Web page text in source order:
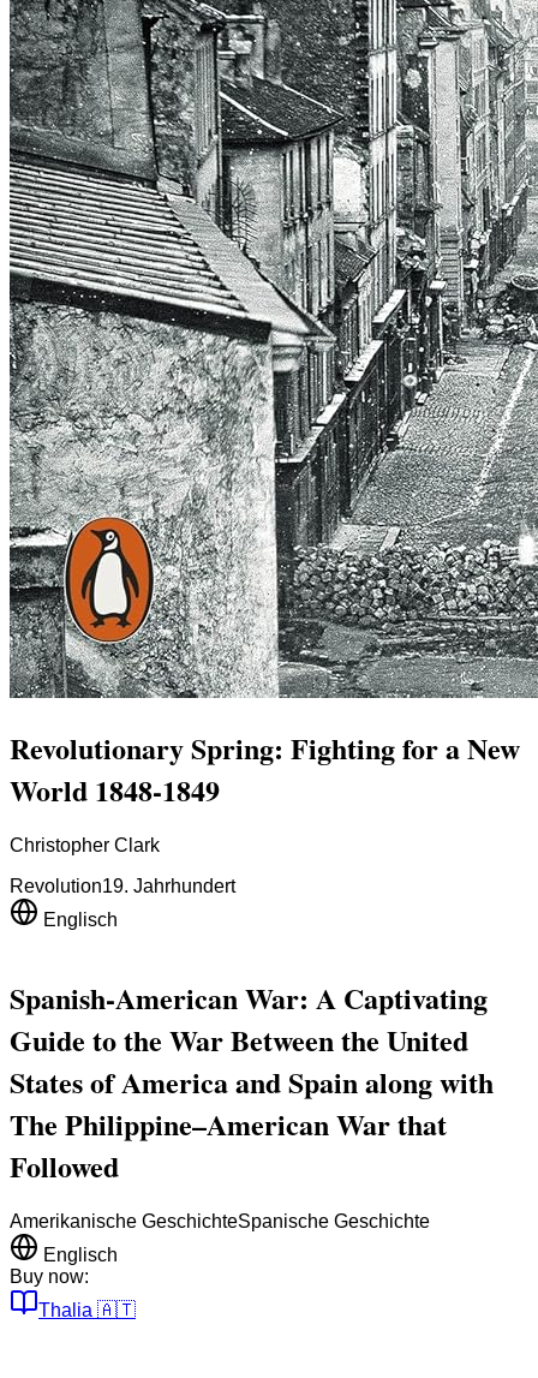
Revolutionary Spring: Fighting for a New
World 1848-1849
Christopher Clark
Revolution19. Jahrhundert
Englisch
Spanish-American War: A Captivating
Guide to the War Between the United
States of America and Spain along with
The Philippine–American War that
Followed
Amerikanische GeschichteSpanische Geschichte
Englisch
Buy now:
Thalia 🇦🇹